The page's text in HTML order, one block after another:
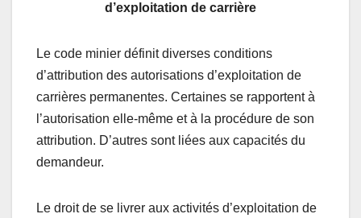
d’exploitation de carrière
Le code minier définit diverses conditions
d’attribution des autorisations d’exploitation de
carrières permanentes. Certaines se rapportent à
l’autorisation elle-même et à la procédure de son
attribution. D’autres sont liées aux capacités du
demandeur.
Le droit de se livrer aux activités d’exploitation de